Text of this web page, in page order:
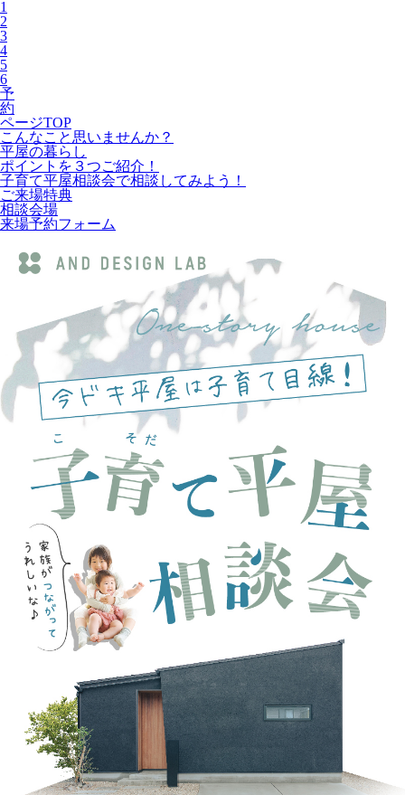
1
2
3
4
5
6
予
約
ページTOP
こんなこと思いませんか？
平屋の暮らし
ポイントを３つご紹介！
子育て平屋相談会で相談してみよう！
ご来場特典
相談会場
来場予約フォーム